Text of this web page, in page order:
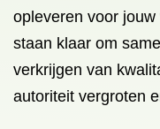
opleveren voor
staan klaar om
verkrijgen van
autoriteit vergroten